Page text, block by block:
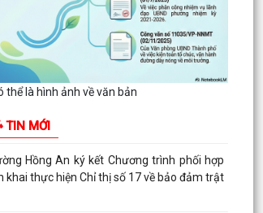
TIN MỚI
định về việc công bố Người phát ngôn và
cấp thông tin cho báo chí của Ủy ban nhân
định về việc Ban hành Quy chế phát ngôn
dân...
Hồng An ký kết Chương trình phối hợp
khai thực hiện Chỉ thị số 17 về bảo đảm trật